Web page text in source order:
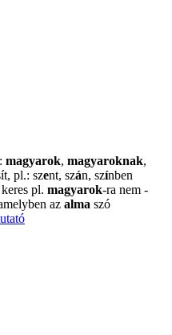
magyarok, magyaroknak,
pl.: szent, szán, színben
pl. magyarok-ra nem -
az alma szó